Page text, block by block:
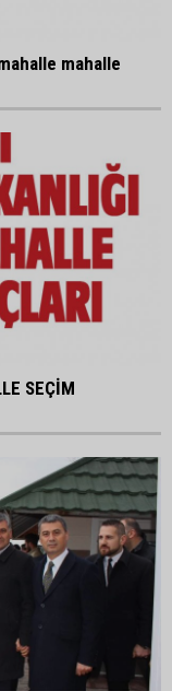
mahalle
SEÇİM